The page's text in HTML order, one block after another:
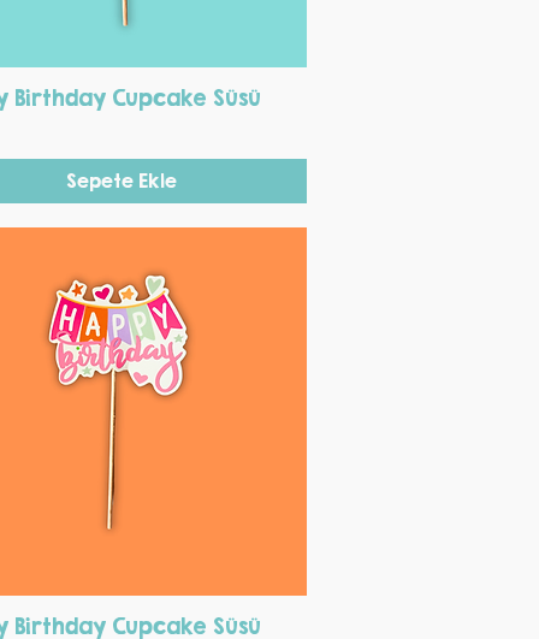
Hızlı Bakış
Birthday Cupcake Süsü
Sepete Ekle
Hızlı Bakış
Birthday Cupcake Süsü